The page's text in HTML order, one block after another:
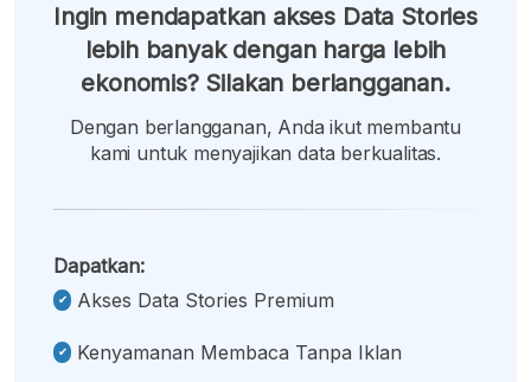
Ingin mendapatkan akses Data Stories
lebih banyak dengan harga lebih
ekonomis? Silakan berlangganan.
Dengan berlangganan, Anda ikut membantu
kami untuk menyajikan data berkualitas.
Dapatkan:
Akses Data Stories Premium
Kenyamanan Membaca Tanpa Iklan